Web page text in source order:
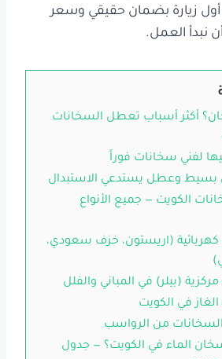
زيارة بضمان حقيقي وسعر
نبدأ العمل.
أكثر أسباب تعطل السخانات
لفني سخانات فوراً
بسيط وعطل يستدعي الاستبدال
الكويت — جميع الأنواع
(اريستون، خزف سعودي،
(بيلر) في المباني والفلل
في الكويت
من الرواسب
الماء في الكويت؟ — جدول